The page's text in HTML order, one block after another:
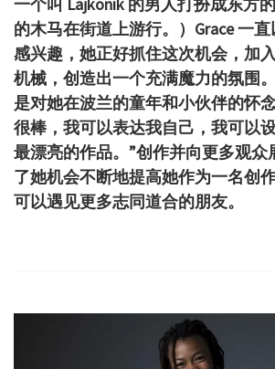
一个叫 Lajkonik 的男人打扮成东方
的木马在街道上游行。）Grace 一
感兴趣，她正好抓住这次机会，加
机械，创造出一个充满魔力的氛围
是对她在波兰的童年和小伙伴的怀念
很棒，我可以表达我自己，我可以
最漂亮的作品。”创作并向更多观众
了她机会不断地提高她作为一名创
可以遇见更多志同道合的朋友。